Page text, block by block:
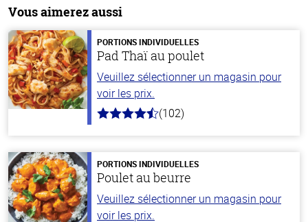
Vous aimerez aussi
PORTIONS INDIVIDUELLES
Pad Thaï au poulet
Veuillez sélectionner un magasin pour
voir les prix.
4.3
stars
(102)
PORTIONS INDIVIDUELLES
Poulet au beurre
Veuillez sélectionner un magasin pour
voir les prix.